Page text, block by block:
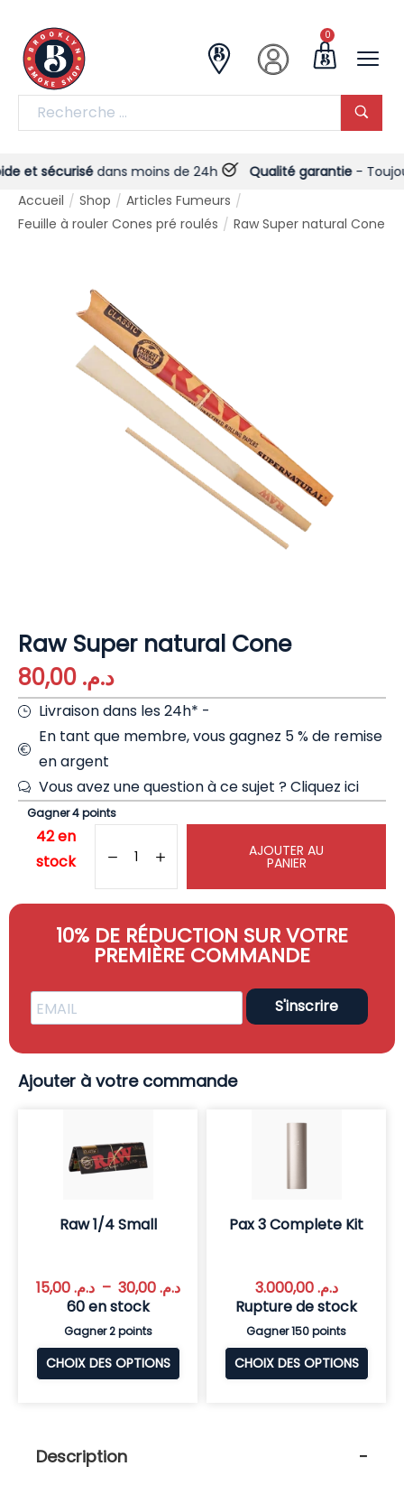
0
sécurisédans moins de 24h Qualité garantie- Toujours !
Accueil / Shop / Articles Fumeurs /
Feuille à rouler Cones pré roulés / Raw Super natural Cone
Raw Super natural Cone
د.م.
Livraison dans les 24h* -
En tant que membre, vous gagnez 5 % de remise
en argent
Vous avez une question à ce sujet ?Cliquez ici
Gagner 4 points
42 en
stock
AJOUTER AU
PANIER
10% DE RÉDUCTION SUR VOTRE
PREMIÈRE COMMANDE
S'inscrire
Ajouter à votre commande
Raw 1/4 Small
د.م.15,00 – د.م.30,00
60 en stock
Gagner 2 points
CHOIX DES OPTIONS
Pax 3 Complete Kit
د.م.3.000,00
Rupture de stock
Gagner 150 points
CHOIX DES OPTIONS
Description